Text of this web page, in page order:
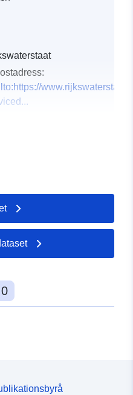
data.europa.eu/88u/dataset/
kaart-basiskaart-
ecotopen-oosterschelde-
0